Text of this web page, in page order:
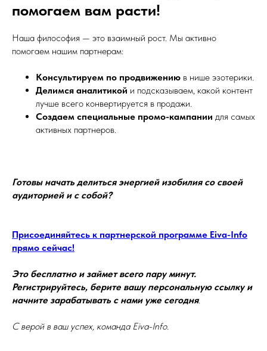
помогаем вам расти!
Наша философия — это взаимный рост. Мы активно
помогаем нашим партнерам:
Консультируем по продвижению в нише эзотерики.
Делимся аналитикой и подсказываем, какой контент
лучше всего конвертируется в продажи.
Создаем специальные промо-кампании для самых
активных партнеров.
Готовы начать делиться энергией изобилия со своей
аудиторией и с собой?
Присоединяйтесь к партнерской программе Eiva-Info
прямо сейчас!
Это бесплатно и займет всего пару минут.
Регистрируйтесь, берите вашу персональную ссылку и
начните зарабатывать с нами уже сегодня.
С верой в ваш успех, команда Eiva-Info.